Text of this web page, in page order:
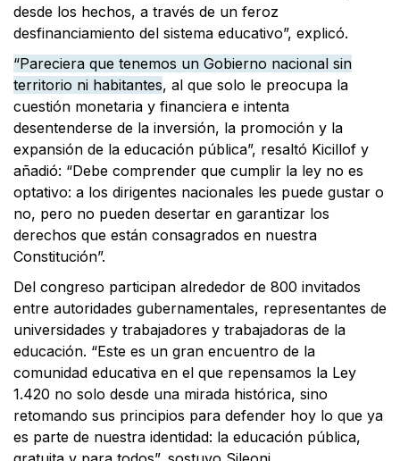
desde los hechos, a través de un feroz
desfinanciamiento del sistema educativo”, explicó.
“Pareciera que tenemos un Gobierno nacional sin
territorio ni habitantes, al que solo le preocupa la
cuestión monetaria y financiera e intenta
desentenderse de la inversión, la promoción y la
expansión de la educación pública”, resaltó Kicillof y
añadió: “Debe comprender que cumplir la ley no es
optativo: a los dirigentes nacionales les puede gustar o
no, pero no pueden desertar en garantizar los
derechos que están consagrados en nuestra
Constitución”.
Del congreso participan alrededor de 800 invitados
entre autoridades gubernamentales, representantes de
universidades y trabajadores y trabajadoras de la
educación. “Este es un gran encuentro de la
comunidad educativa en el que repensamos la Ley
1.420 no solo desde una mirada histórica, sino
retomando sus principios para defender hoy lo que ya
es parte de nuestra identidad: la educación pública,